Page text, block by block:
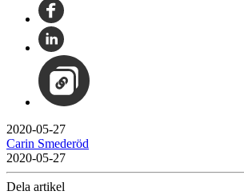
2020-05-27
Carin Smederöd
2020-05-27
Dela artikel